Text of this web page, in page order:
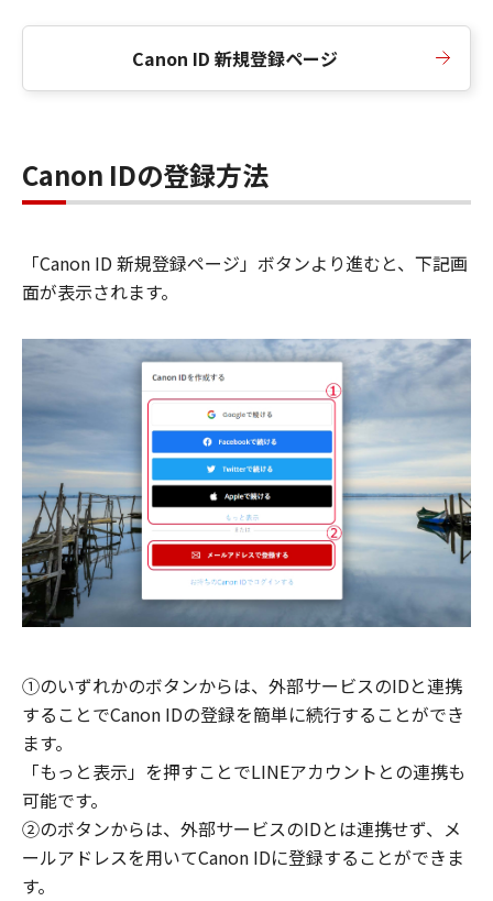
Canon ID 新規登録ページ
Canon IDの登録方法
「Canon ID 新規登録ページ」ボタンより進むと、下記画
面が表示されます。
①のいずれかのボタンからは、外部サービスのIDと連携
することでCanon IDの登録を簡単に続行することができ
ます。
「もっと表示」を押すことでLINEアカウントとの連携も
可能です。
②のボタンからは、外部サービスのIDとは連携せず、メ
ールアドレスを用いてCanon IDに登録することができま
す。